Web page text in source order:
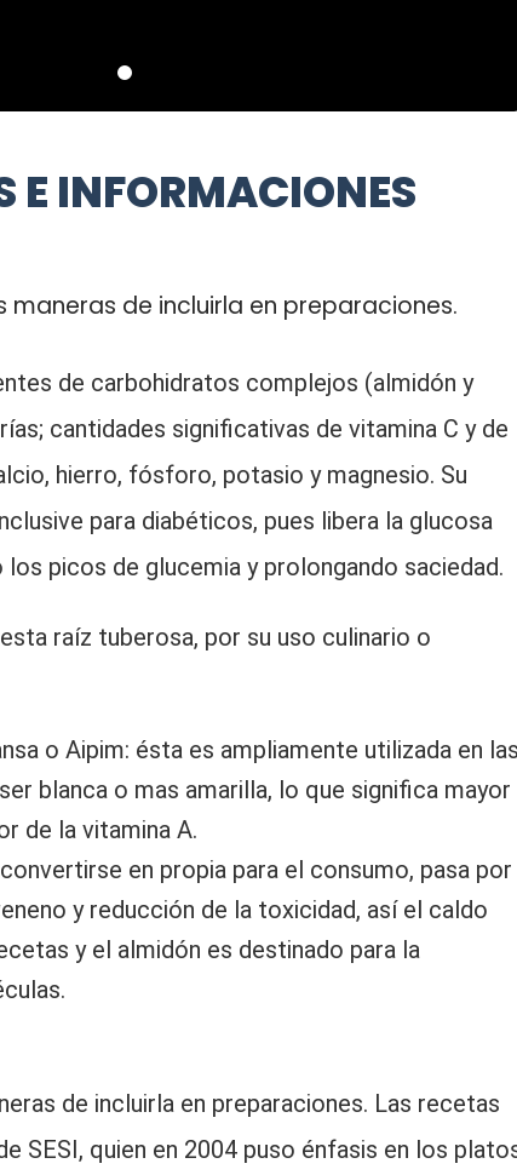
E INFORMACIONES
de incluirla en preparaciones.
de carbohidratos complejos (almidón y
cantidades significativas de vitamina C y de
hierro, fósforo, potasio y magnesio. Su
para diabéticos, pues libera la glucosa
picos de glucemia y prolongando saciedad.
raíz tuberosa, por su uso culinario o
o Aipim: ésta es ampliamente utilizada en
blanca o mas amarilla, lo que significa mayor
de la vitamina A.
en propia para el consumo, pasa por
y reducción de la toxicidad, así el caldo
y el almidón es destinado para la
de incluirla en preparaciones. Las recetas
SESI, quien en 2004 puso énfasis en los